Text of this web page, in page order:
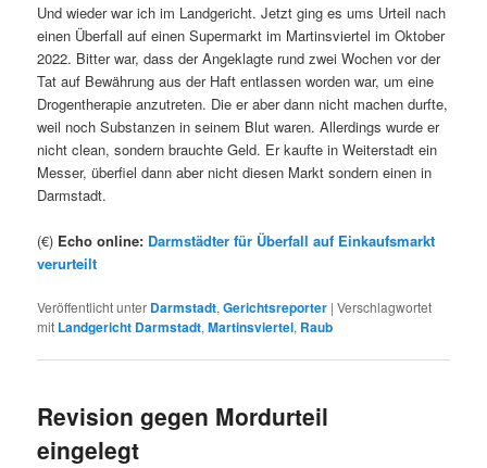
Und wieder war ich im Landgericht. Jetzt ging es ums Urteil nach
einen Überfall auf einen Supermarkt im Martinsviertel im Oktober
2022. Bitter war, dass der Angeklagte rund zwei Wochen vor der
Tat auf Bewährung aus der Haft entlassen worden war, um eine
Drogentherapie anzutreten. Die er aber dann nicht machen durfte,
weil noch Substanzen in seinem Blut waren. Allerdings wurde er
nicht clean, sondern brauchte Geld. Er kaufte in Weiterstadt ein
Messer, überfiel dann aber nicht diesen Markt sondern einen in
Darmstadt.
(€) Echo online: Darmstädter für Überfall auf Einkaufsmarkt
verurteilt
Veröffentlicht unter Darmstadt,Gerichtsreporter |Verschlagwortet
mit Landgericht Darmstadt,Martinsviertel, Raub
Revision gegen Mordurteil
eingelegt